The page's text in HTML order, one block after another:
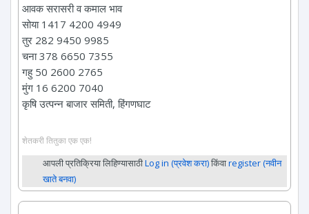
आवक सरासरी व कमाल भाव
सोया 1417 4200 4949
तुर 282 9450 9985
चना 378 6650 7355
गहु 50 2600 2765
मुंग 16 6200 7040
कृषि उत्पन्न बाजार समिती, हिंगणघाट
शेतकरी तितुका एक एक!
आपली प्रतिक्रिया लिहिण्यासाठीLog in (प्रवेश करा)किंवाregister (नवीन
खाते बनवा)